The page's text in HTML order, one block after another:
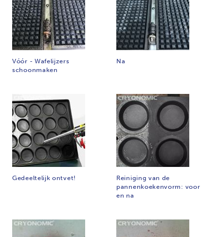
Vóór - Wafelijzers
schoonmaken
Na
Gedeeltelijk ontvet!
Reiniging van de
pannenkoekenvorm: voor
en na